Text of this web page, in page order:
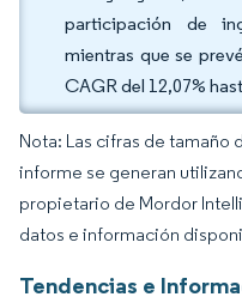
participación de
mientras que se
CAGR del 12,07%
Nota: Las cifras de
informe se generan
propietario de Mordor
datos e información
Tendencias e